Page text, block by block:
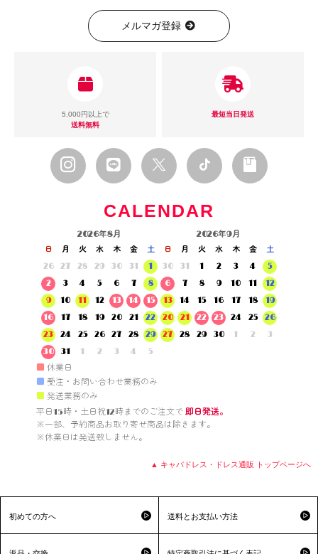
メルマガ登録
5,000円以上で
送料無料
最短当日発送
CALENDAR
2026年8月
日 月 火 水 木 金
土
26
27 28 29 30 31
1
2
3 4 5 6 7
8
9
10 11 12 13 14
15
16
17 18 19 20 21
22
23
24 25 26 27 28
29
30
31 1 2 3 4 5
2026年9月
日 月 火 水 木 金
土
30
31 1 2 3 4
5
6
7 8 9 10 11
12
13
14 15 16 17 18
19
20
21 22 23 24 25
26
27
28 29 30 1 2 3
■ 休業日
■ 受注・お問い合わせ業務のみ
■ 発送業務のみ
平日15時・土日祝12時までのご注文で 即日発送。
※一部、予約商品お取り寄せ商品は除きます。
※休業日は発送致しません。
▲ キャバドレス・ドレス通販 トップページへ
初めての方へ 送料とお支払い方法